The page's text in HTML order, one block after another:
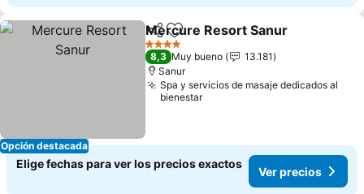
Opción destacada
CompartirAgregar a favoritos
Mercure Resort Sanur
4 Estrellas
8,3 Muy bueno
13.181
Sanur
Spa y servicios de masaje dedicados al
bienestar
Elige fechas para ver los precios exactos
Ver precios